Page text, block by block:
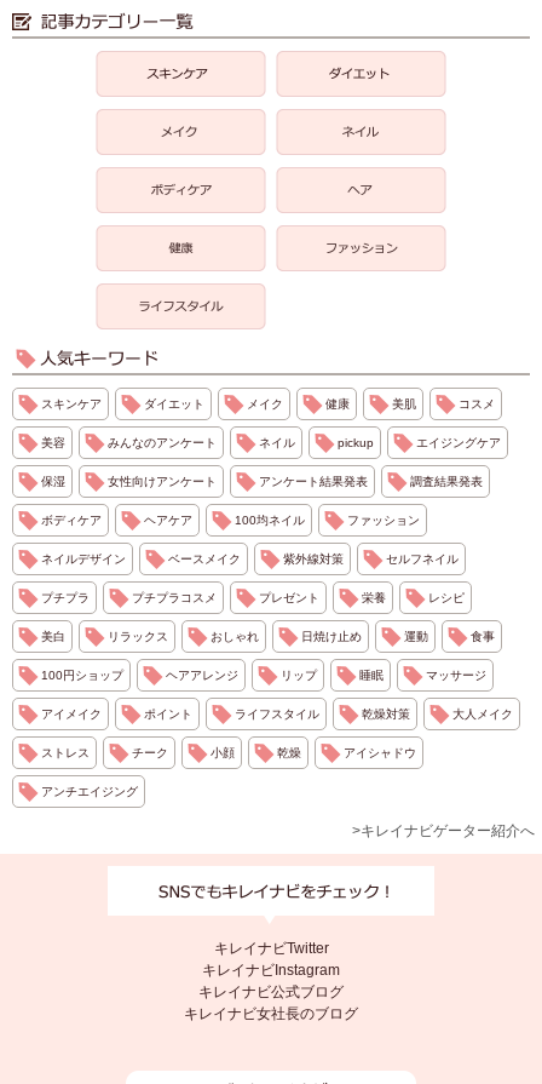
スキンケア ダイエット メイク 健康 美肌 コスメ
美容 みんなのアンケート ネイル pickup エイジングケア
保湿 女性向けアンケート アンケート結果発表 調査結果発表
ボディケア ヘアケア 100均ネイル ファッション
ネイルデザイン ベースメイク 紫外線対策 セルフネイル
プチプラ プチプラコスメ プレゼント 栄養 レシピ
美白 リラックス おしゃれ 日焼け止め 運動 食事
100円ショップ ヘアアレンジ リップ 睡眠 マッサージ
アイメイク ポイント ライフスタイル 乾燥対策 大人メイク
ストレス チーク 小顔 乾燥 アイシャドウ
アンチエイジング
>キレイナビゲーター紹介へ
キレイナビTwitter
キレイナビInstagram
キレイナビ公式ブログ
キレイナビ女社長のブログ